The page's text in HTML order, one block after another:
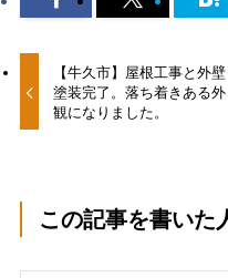
【牛久市】屋根工事と外壁
塗装完了。落ち着きある外
観になりました。
この記事を書いた